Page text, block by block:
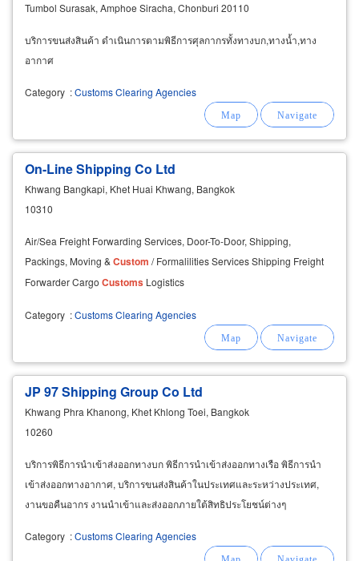
Tumbol Surasak, Amphoe Siracha, Chonburi 20110
บริการขนส่งสินค้า ดำเนินการตามพิธีการศุลกากรทั้งทางบก,ทางน้ำ,ทาง
อากาศ
Category :Customs Clearing Agencies
On-Line Shipping Co Ltd
Khwang Bangkapi, Khet Huai Khwang, Bangkok
10310
Air/Sea Freight Forwarding Services, Door-To-Door, Shipping,
Packings, Moving & Custom / Formalilities Services Shipping Freight
Forwarder Cargo Customs Logistics
Category :Customs Clearing Agencies
JP 97 Shipping Group Co Ltd
Khwang Phra Khanong, Khet Khlong Toei, Bangkok
10260
บริการพิธีการนำเข้าส่งออกทางบก พิธีการนำเข้าส่งออกทางเรือ พิธีการนำ
เข้าส่งออกทางอากาศ, บริการขนส่งสินค้าในประเทศและระหว่างประเทศ,
งานขอคืนอากร งานนำเข้าและส่งออกภายใต้สิทธิประโยชน์ต่างๆ
Category :Customs Clearing Agencies